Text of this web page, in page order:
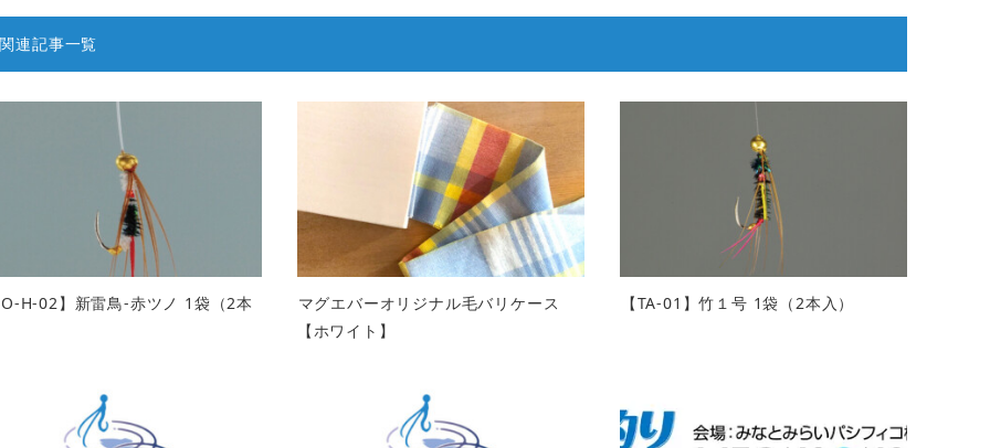
関連記事一覧
H-02】新雷鳥-赤ツノ 1袋（2本
マグエバーオリジナル毛バリケース
【ホワイト】
【TA-01】竹１号 1袋（2本入）